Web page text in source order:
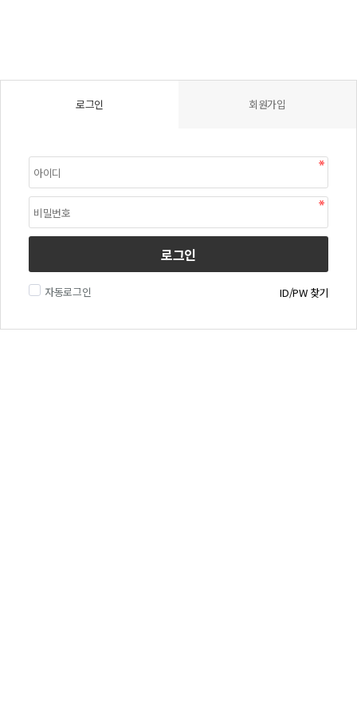
로그인 회원가입
로그인
자동로그인 ID/PW 찾기